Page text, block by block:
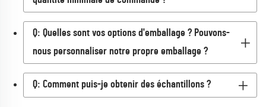
Q: Quelles sont vos options d'emballage ? Pouvons-
nous personnaliser notre propre emballage ?
Q: Comment puis-je obtenir des échantillons ?